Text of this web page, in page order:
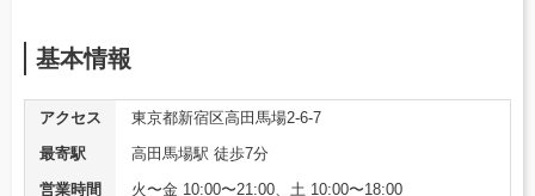
基本情報
アクセス
東京都新宿区高田馬場2-6-7
最寄駅
高田馬場駅 徒歩7分
営業時間
火〜金 10:00〜21:00、土 10:00〜18:00